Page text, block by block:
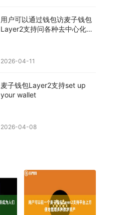
用户可以通过钱包访麦子钱包
Layer2支持问各种去中心化应
2026-04-11
麦子钱包Layer2支持set up
your wallet
2026-04-08